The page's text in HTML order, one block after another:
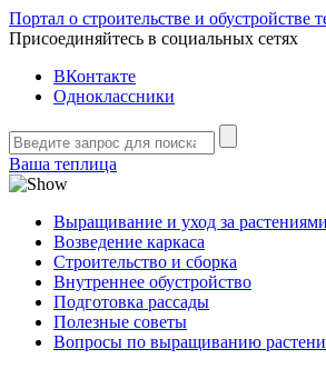
Портал о строительстве и обустройстве
Присоединяйтесь в социальных сетях
ВКонтакте
Одноклассники
Ваша теплица
Выращивание и уход за растениями
Возведение каркаса
Строительство и сборка
Внутреннее обустройство
Подготовка рассады
Полезные советы
Вопросы по выращиванию